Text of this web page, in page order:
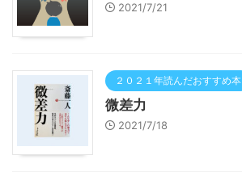
2021/7/21
２０２１年読んだおすすめ本
微差力
2021/7/18